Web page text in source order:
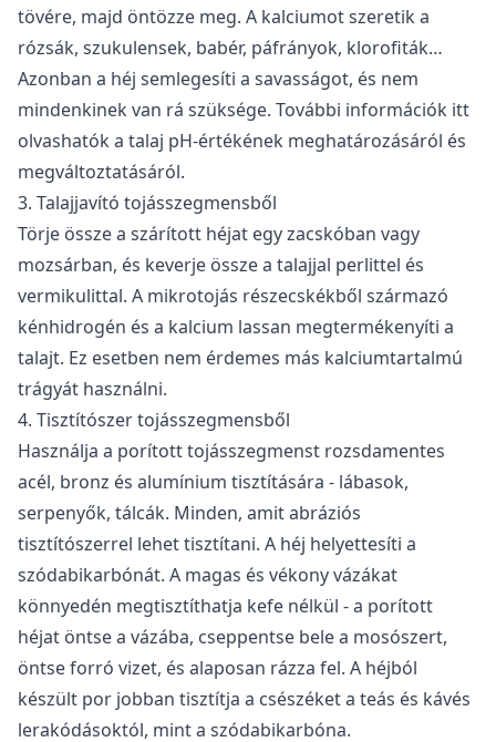
tövére, majd öntözze meg. A kalciumot szeretik a
rózsák, szukulensek, babér, páfrányok, klorofiták…
Azonban a héj semlegesíti a savasságot, és nem
mindenkinek van rá szüksége. További információk itt
olvashatók a talaj pH-értékének meghatározásáról és
megváltoztatásáról.
3. Talajjavító tojásszegmensből
Törje össze a szárított héjat egy zacskóban vagy
mozsárban, és keverje össze a talajjal perlittel és
vermikulittal. A mikrotojás részecskékből származó
kénhidrogén és a kalcium lassan megtermékenyíti a
talajt. Ez esetben nem érdemes más kalciumtartalmú
trágyát használni.
4. Tisztítószer tojásszegmensből
Használja a porított tojásszegmenst rozsdamentes
acél, bronz és alumínium tisztítására - lábasok,
serpenyők, tálcák. Minden, amit abráziós
tisztítószerrel lehet tisztítani. A héj helyettesíti a
szódabikarbónát. A magas és vékony vázákat
könnyedén megtisztíthatja kefe nélkül - a porított
héjat öntse a vázába, cseppentse bele a mosószert,
öntse forró vizet, és alaposan rázza fel. A héjból
készült por jobban tisztítja a csészéket a teás és kávés
lerakódásoktól, mint a szódabikarbóna.